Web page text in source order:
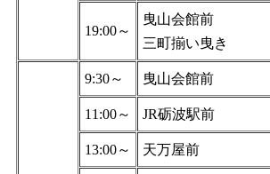
19:00～
曳山会館前
三町揃い曳き
9:30～ 曳山会館前
11:00～ JR砺波駅前
13:00～ 天万屋前